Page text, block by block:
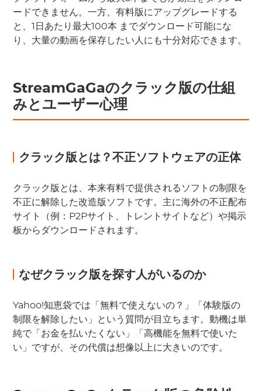
ードできません。一方、有料版にアップグレードする
と、1日あたり最大100本 までダウンロード可能にな
り、大量の動画を保存したい人にも十分対応できます。
StreamGaGaのクラック版の仕組
みとユーザー心理
クラック版とは？不正ソフトウェアの正体
クラック版とは、本来有料で提供されるソフトの制限を
不正に解除した改造版ソフトです。主に海外の不正配布
サイト（例：P2Pサイト、トレントサイトなど）や掲示
板からダウンロードされます。
なぜクラック版を探す人がいるのか
Yahoo!知恵袋では「無料で使えないの？」「体験版の
制限を解除したい」という質問が目立ちます。動機は単
純で「お金を払いたくない」「高機能を無料で使いた
い」ですが、その代償は想像以上に大きいのです。